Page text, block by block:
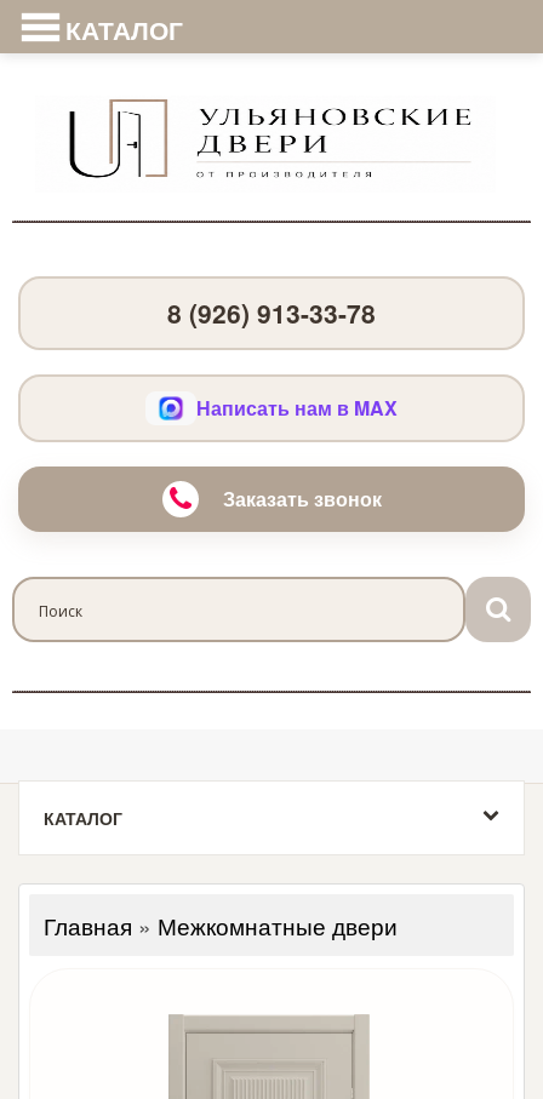
КАТАЛОГ
8 (926) 913-33-78
Написать нам в MAX
Заказать звонок
КАТАЛОГ
Главная » Межкомнатные двери